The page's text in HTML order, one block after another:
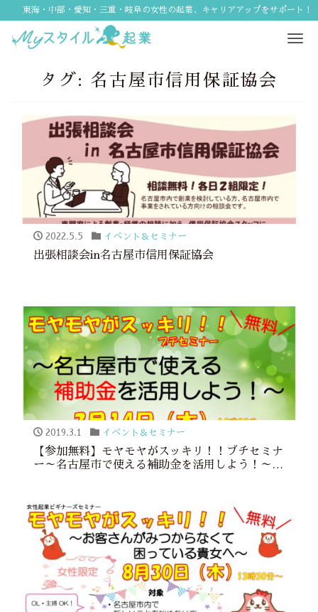
東海・中部・愛知・三重・岐阜の女性の起業、キャリアアップをサポート！
タグ: 名古屋市信用保証協会
2022.5.5 イベント＆セミナー
出張相談会in名古屋市信用保証協会
2019.3.1 イベント＆セミナー
【参加無料】モヤモヤがスッキリ！！プチセミナ
ー～名古屋市で使える補助金を活用しよう！～